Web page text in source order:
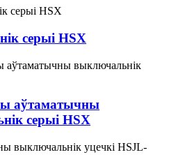
серыі HSX
аўтаматычны
серыі HSX